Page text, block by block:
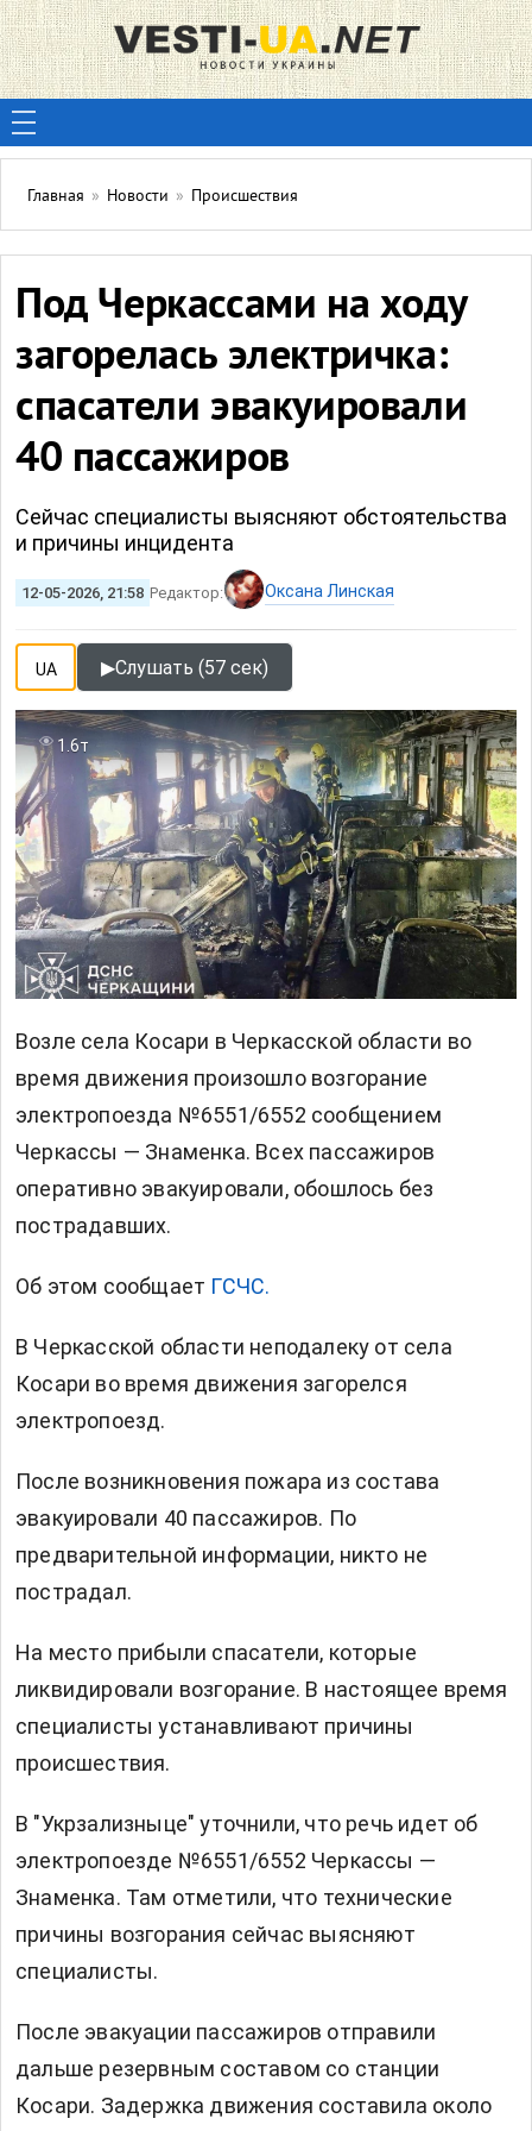
Главная » Новости » Происшествия
Под Черкассами на ходу
загорелась электричка:
спасатели эвакуировали
40 пассажиров
Сейчас специалисты выясняют обстоятельства
и причины инцидента
12-05-2026, 21:58 Редактор: Оксана Линская
UA ▶Слушать (57 сек)
1.6т
Возле села Косари в Черкасской области во
время движения произошло возгорание
электропоезда №6551/6552 сообщением
Черкассы — Знаменка. Всех пассажиров
оперативно эвакуировали, обошлось без
пострадавших.
Об этом сообщает ГСЧС.
В Черкасской области неподалеку от села
Косари во время движения загорелся
электропоезд.
После возникновения пожара из состава
эвакуировали 40 пассажиров. По
предварительной информации, никто не
пострадал.
На место прибыли спасатели, которые
ликвидировали возгорание. В настоящее время
специалисты устанавливают причины
происшествия.
В "Укрзализныце" уточнили, что речь идет об
электропоезде №6551/6552 Черкассы —
Знаменка. Там отметили, что технические
причины возгорания сейчас выясняют
специалисты.
После эвакуации пассажиров отправили
дальше резервным составом со станции
Косари. Задержка движения составила около